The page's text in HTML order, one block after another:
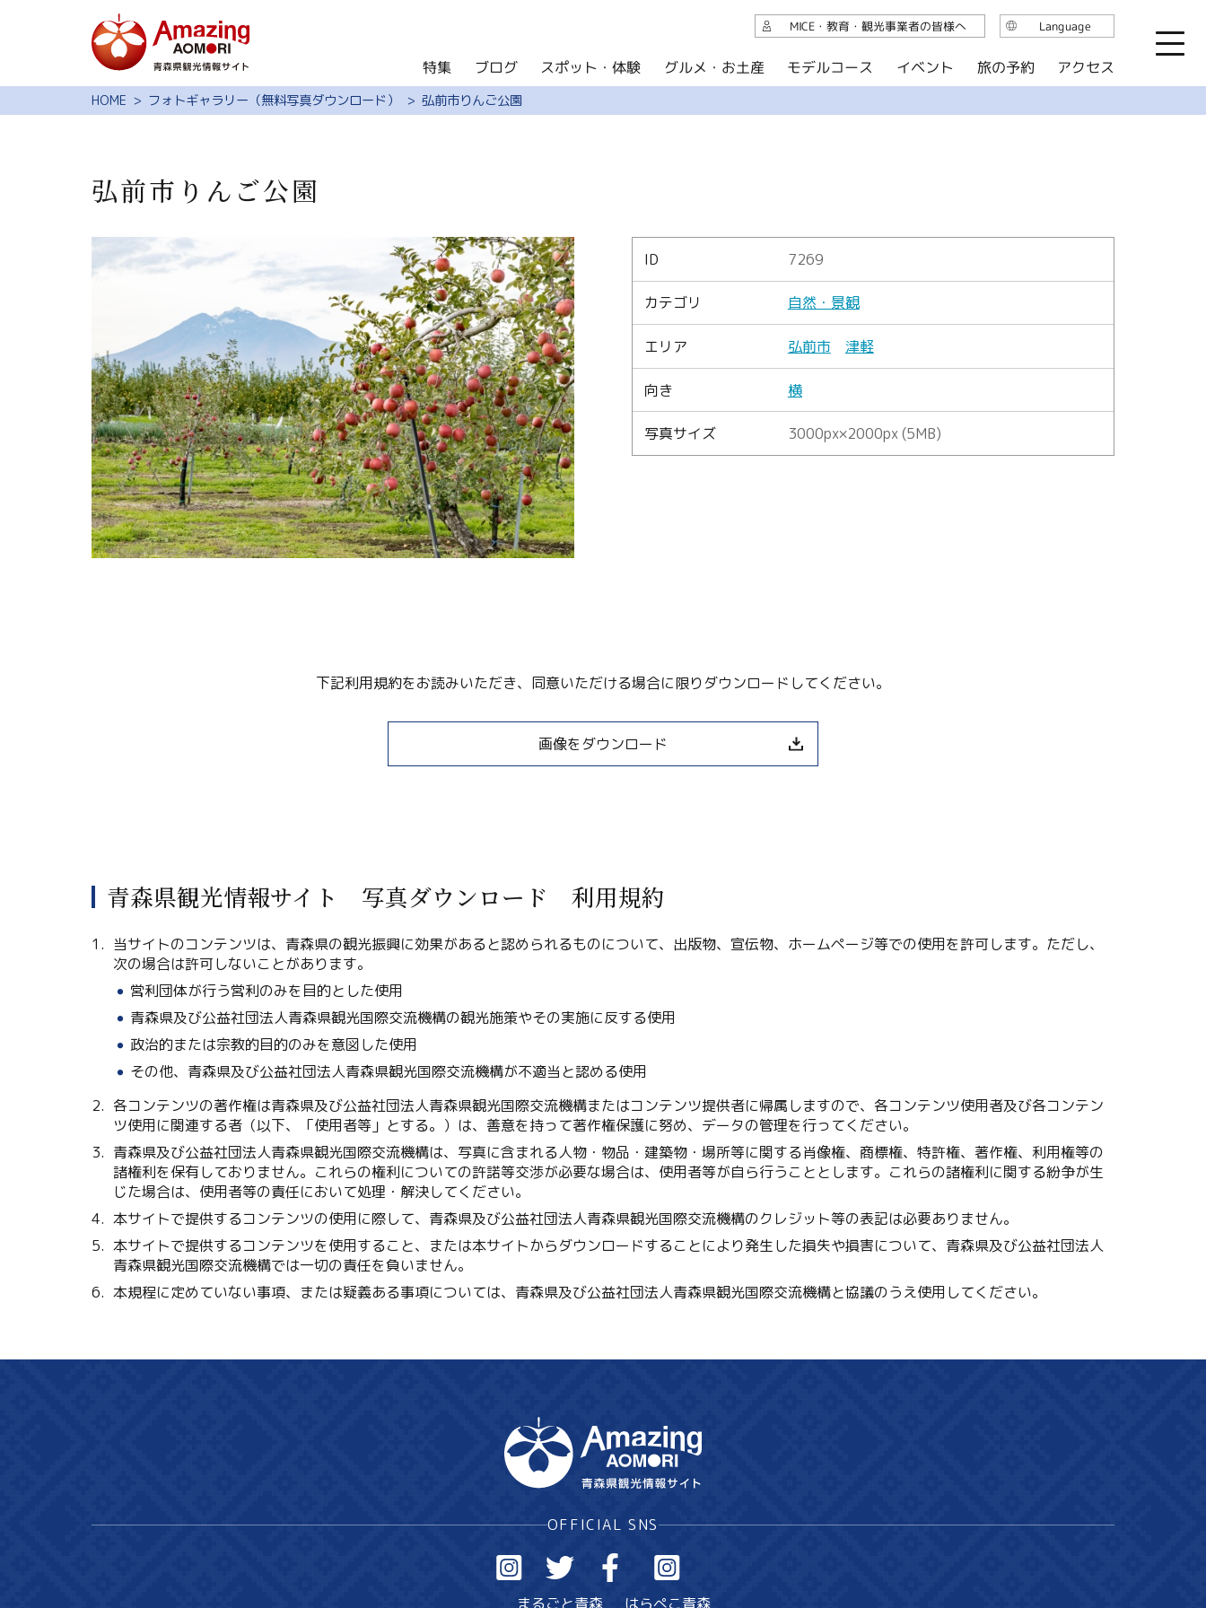
特集
ブログ
スポット・体験
グルメ・お土産
旅の予約
このサイトについて
サイト内検索
行きたいリスト
写真ライブラリー
動画ライブラリー
パンフレットダウンロード
よくある質問
運営組織について
関連リンク集
Language
日本語
繁体中文
HOME フォトギャラリー（無料写真ダウンロード） 弘前市りんご公園
弘前市りんご公園
ID 7269
カテゴリ 自然・景観
エリア 弘前市 津軽
向き 横
写真サイズ 3000px×2000px (5MB)
下記利用規約をお読みいただき、同意いただける場合に限りダウンロードしてください。
画像をダウンロード
青森県観光情報サイト 写真ダウンロード 利用規約
当サイトのコンテンツは、青森県の観光振興に効果があると認められるものについて、出版物、宣伝物、ホームページ等での使用を許可します。ただし、
次の場合は許可しないことがあります。
営利団体が行う営利のみを目的とした使用
青森県及び公益社団法人青森県観光国際交流機構の観光施策やその実施に反する使用
政治的または宗教的目的のみを意図した使用
その他、青森県及び公益社団法人青森県観光国際交流機構が不適当と認める使用
各コンテンツの著作権は青森県及び公益社団法人青森県観光国際交流機構またはコンテンツ提供者に帰属しますので、各コンテンツ使用者及び各コンテン
ツ使用に関連する者（以下、「使用者等」とする。）は、善意を持って著作権保護に努め、データの管理を行ってください。
青森県及び公益社団法人青森県観光国際交流機構は、写真に含まれる人物・物品・建築物・場所等に関する肖像権、商標権、特許権、著作権、利用権等の
諸権利を保有しておりません。これらの権利についての許諾等交渉が必要な場合は、使用者等が自ら行うこととします。これらの諸権利に関する紛争が生
じた場合は、使用者等の責任において処理・解決してください。
本サイトで提供するコンテンツの使用に際して、青森県及び公益社団法人青森県観光国際交流機構のクレジット等の表記は必要ありません。
本サイトで提供するコンテンツを使用すること、または本サイトからダウンロードすることにより発生した損失や損害について、青森県及び公益社団法人
青森県観光国際交流機構では一切の責任を負いません。
本規程に定めていない事項、または疑義ある事項については、青森県及び公益社団法人青森県観光国際交流機構と協議のうえ使用してください。
OFFICIAL SNS
まるごと青森 はらぺこ青森
Twitter
Line
特集 ブログ スポット・体験 グルメ・お土産 モデルコース イベント 旅の予約 アクセス
MICE・教育・観光事業者の皆様へ Language
English
简体中文